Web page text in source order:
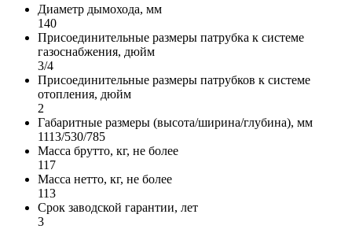
Диаметр дымохода, мм
140
Присоединительные размеры патрубка к системе
газоснабжения, дюйм
3/4
Присоединительные размеры патрубков к системе
отопления, дюйм
2
Габаритные размеры (высота/ширина/глубина), мм
1113/530/785
Масса брутто, кг, не более
117
Масса нетто, кг, не более
113
Срок заводской гарантии, лет
3